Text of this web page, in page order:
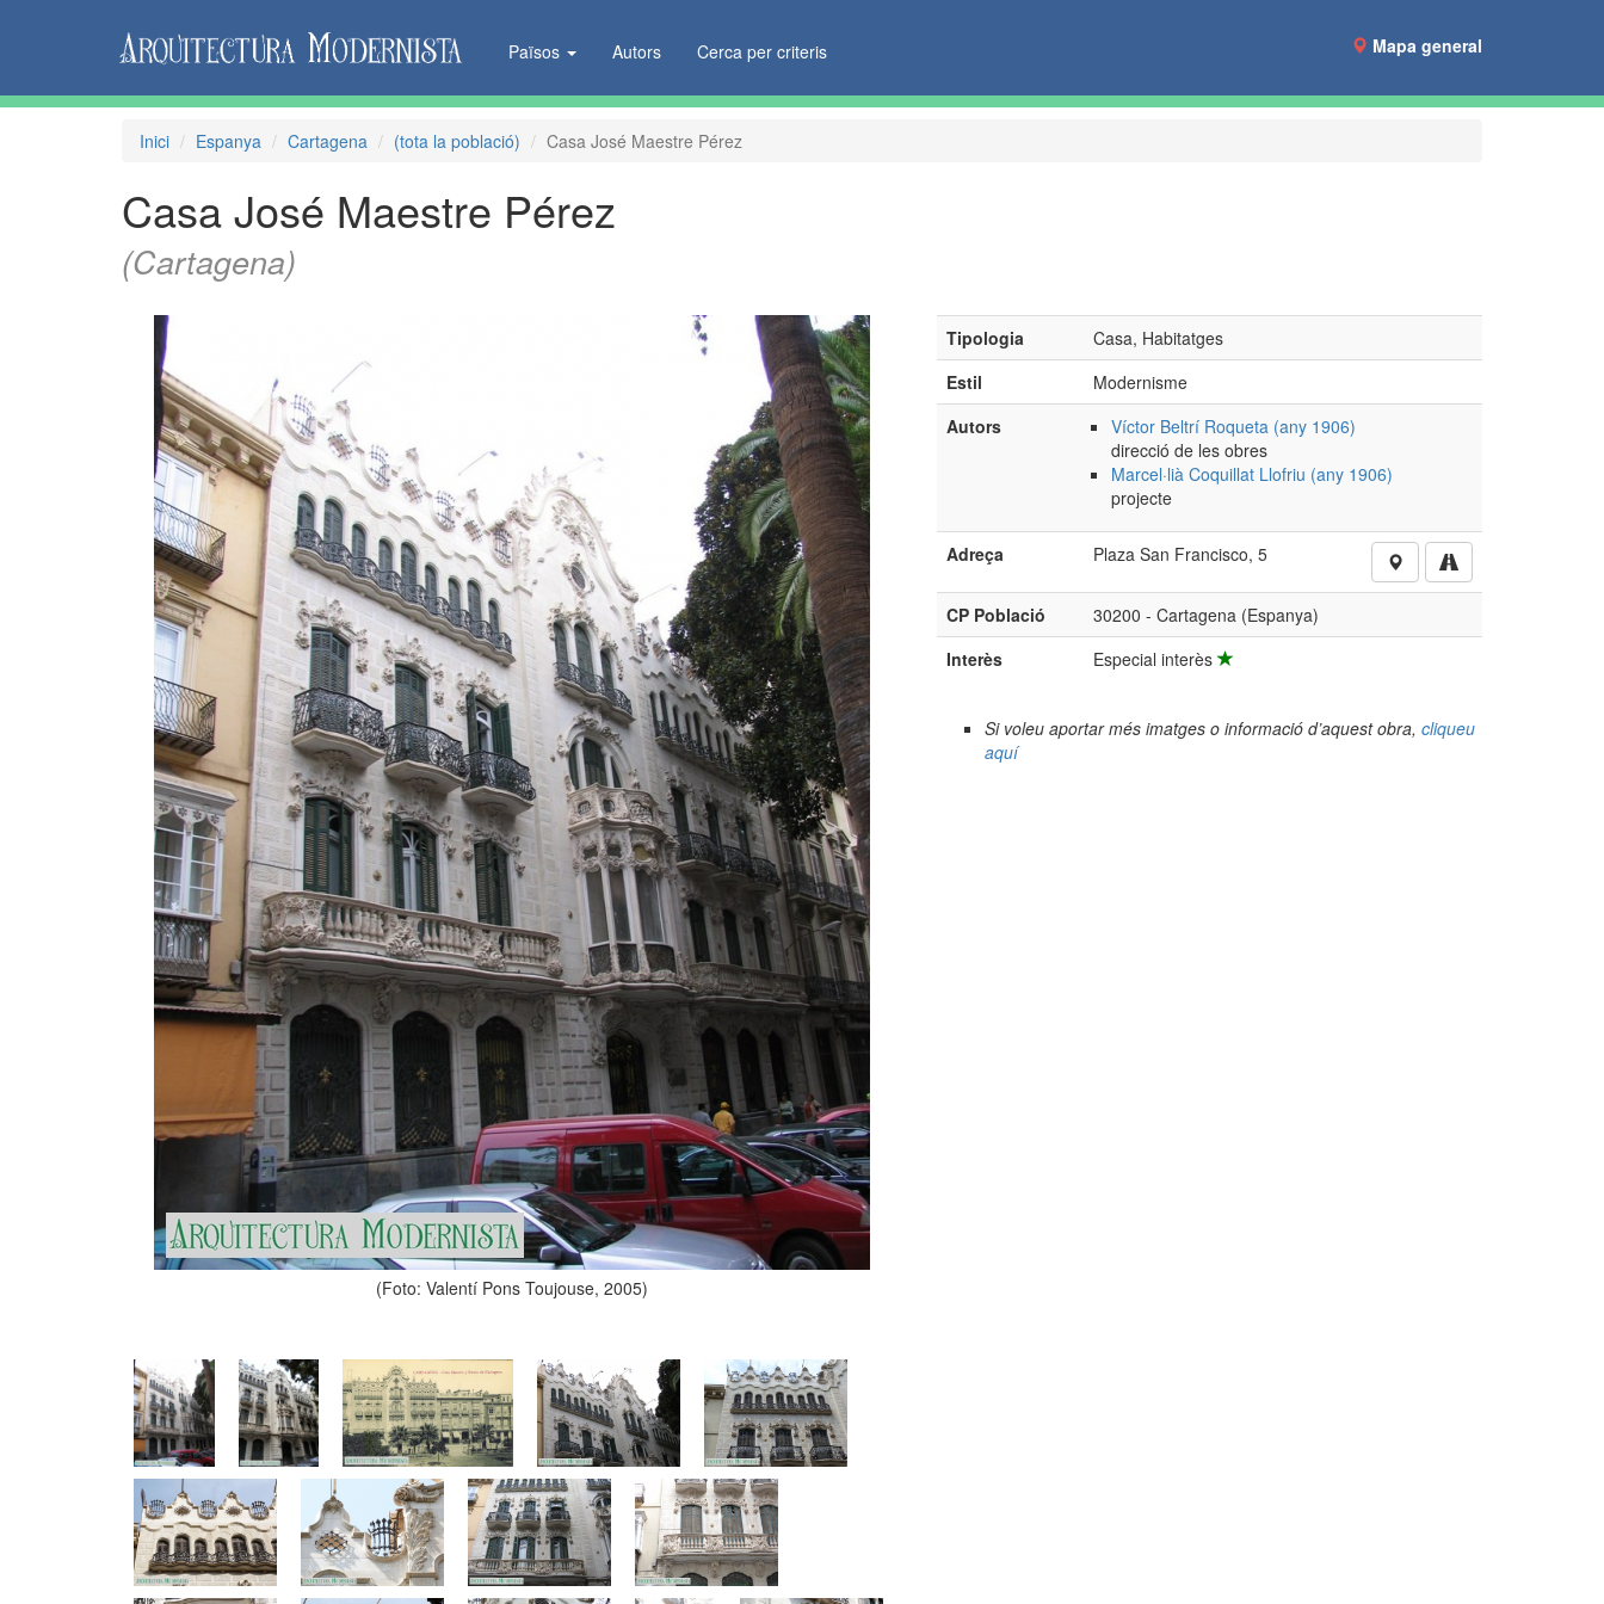
Països Autors Cerca per criteris Mapa general
Inici Espanya Cartagena (tota la població) Casa José Maestre Pérez
Casa José Maestre Pérez
(Cartagena)
(Foto: Valentí Pons Toujouse, 2005)
Tipologia
Casa, Habitatges
Estil
Modernisme
Autors
Víctor Beltrí Roqueta (any 1906)
direcció de les obres
Marcel·lià Coquillat Llofriu (any 1906)
projecte
Adreça Plaza San Francisco, 5
CP Població
30200 - Cartagena (Espanya)
Interès
Especial interès
Si voleu aportar més imatges o informació d’aquest obra, cliqueu
aquí